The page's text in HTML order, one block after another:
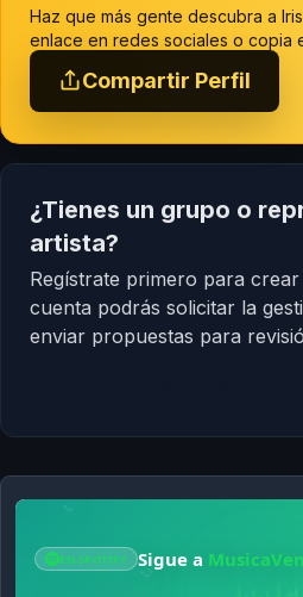
Haz que más gente descubra a
enlace en redes sociales o copia
Compartir Perfil
¿Tienes un grupo o
artista?
Regístrate primero para
cuenta podrás solicitar la
enviar propuestas para